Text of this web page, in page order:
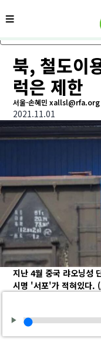
메인 콘텐츠로 건너뛰
메뉴
북, 철도이
럭은 제한
서울-손혜민 xallsl@rfa.org
2021.11.01
지난 4월 중국 랴오닝성
시명 '서포'가 적혀있다.